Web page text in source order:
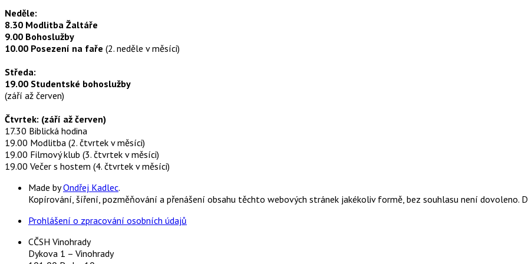
Neděle:
8.30 Modlitba Žaltáře
9.00 Bohoslužby
10.00 Posezení na faře (2. neděle v měsíci)
Středa:
19.00 Studentské bohoslužby
(září až červen)
Čtvrtek: (září až červen)
17.30 Biblická hodina
19.00 Modlitba (2. čtvrtek v měsíci)
19.00 Filmový klub (3. čtvrtek v měsíci)
19.00 Večer s hostem (4. čtvrtek v měsíci)
Made byOndřej Kadlec.
Kopírování, šíření, pozměňování a přenášení obsahu těchto webových stránek jakékoliv formě, bez souhlasu není dovoleno.
Prohlášení o zpracování osobních údajů
CČSH Vinohrady
Dykova 1 – Vinohrady